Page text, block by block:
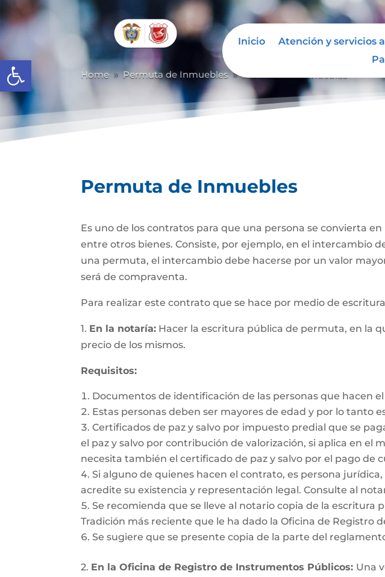
Abrir barra de herramientas
Inicio Atención y servicios
Home 9 Permuta de Inmuebles 9 Permuta de Inmuebles
Permuta de Inmuebles
Es uno de los contratos para que una persona se convierta
entre otros bienes. Consiste, por ejemplo, en el intercambio
una permuta, el intercambio debe hacerse por un valor
será de compraventa.
Para realizar este contrato que se hace por medio de
1. En la notaría: Hacer la escritura pública de permuta, en la
precio de los mismos.
Requisitos:
Documentos de identificación de las personas que hacen
Estas personas deben ser mayores de edad y por lo tanto
Certificados de paz y salvo por impuesto predial que se
el paz y salvo por contribución de valorización, si aplica en el
necesita también el certificado de paz y salvo por el pago de
Si alguno de quienes hacen el contrato, es persona
acredite su existencia y representación legal. Consulte al
Se recomienda que se lleve al notario copia de la
Tradición más reciente que le ha dado la Oficina de Registro
Se sugiere que se presente copia de la parte del
2. En la Oficina de Registro de Instrumentos Públicos: Una